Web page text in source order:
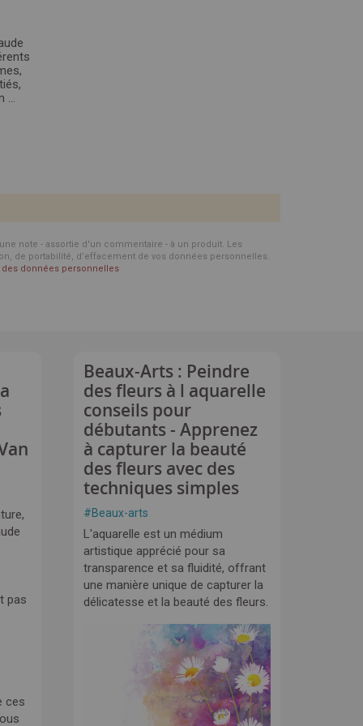
...
note - assortie d'un commentaire - à un produit. Les
de portabilité, d’effacement de vos données personnelles.
données personnelles
pas
ces
Beaux-Arts : Peindre
des fleurs à l aquarelle
conseils pour
débutants - Apprenez
à capturer la beauté
des fleurs avec des
techniques simples
#Beaux-arts
L'aquarelle est un médium
artistique apprécié pour sa
transparence et sa fluidité, offrant
une manière unique de capturer la
délicatesse et la beauté des fleurs.